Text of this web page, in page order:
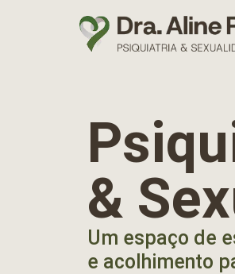
&
Um espaço de
e acolhimento